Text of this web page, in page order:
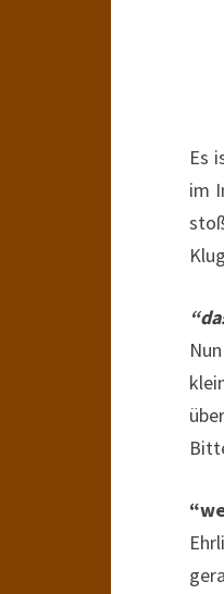
Es
im